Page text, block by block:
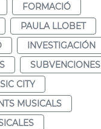
FORMACIÓ
PAULA LLOBET
INVESTIGACIÓN
SUBVENCIONES
CITY
MUSICALS